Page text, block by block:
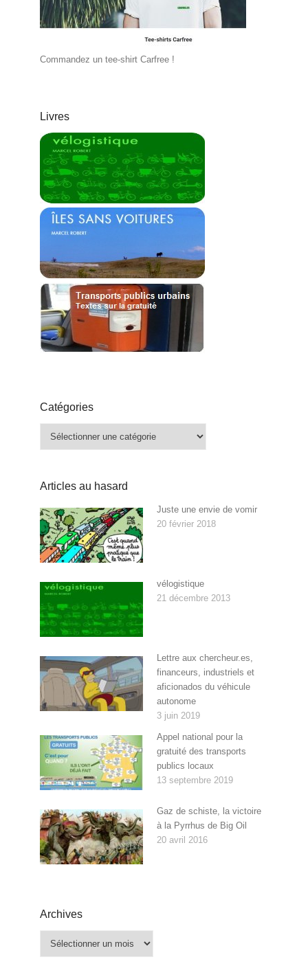
Commandez un tee-shirt Carfree !
Livres
Catégories
Catégories
Articles au hasard
Juste une envie de vomir
20 février 2018
vélogistique
21 décembre 2013
Lettre aux chercheur.es,
financeurs, industriels et
aficionados du véhicule
autonome
3 juin 2019
Appel national pour la
gratuité des transports
publics locaux
13 septembre 2019
Gaz de schiste, la victoire
à la Pyrrhus de Big Oil
20 avril 2016
Archives
Archives